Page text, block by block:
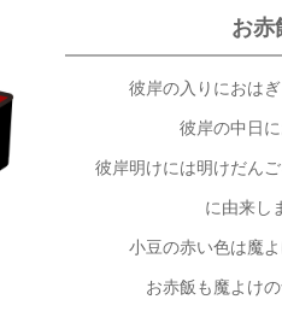
お赤
彼岸の入りにおはぎ
彼岸の中日に
彼岸明けには明けだん
に由来し
小豆の赤い色は魔よ
お赤飯も魔よけ